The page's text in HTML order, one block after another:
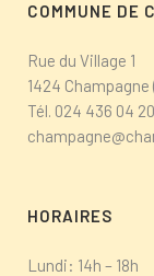
COMMUNE DE
Rue du Village 1
1424 Champagne
Tél. 024 436 04 20
HORAIRES
Lundi: 14h – 18h